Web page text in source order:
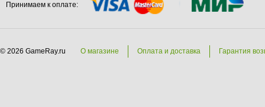
Принимаем к оплате:
© 2026 GameRay.ru О магазине Оплата и доставка Гарантия